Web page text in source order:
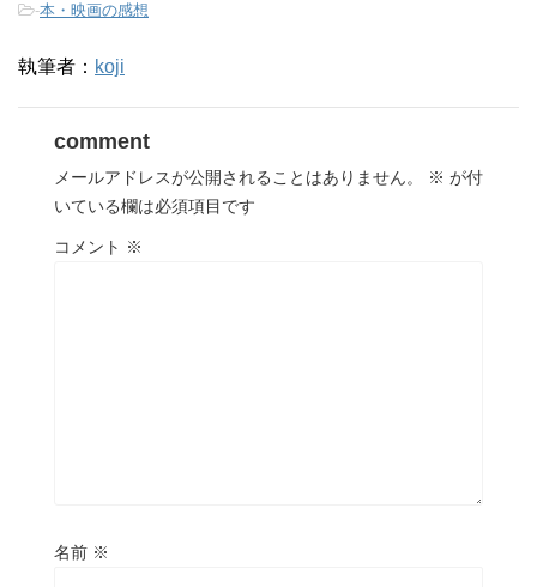
-本・映画の感想
執筆者： koji
comment
メールアドレスが公開されることはありません。 ※ が付
いている欄は必須項目です
コメント ※
名前 ※